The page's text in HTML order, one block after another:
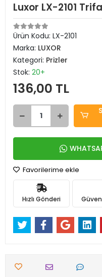
Luxor LX-2101
Ürün Kodu: LX-2101
Marka: LUXOR
Kategori: Prizler
Stok: 20+
136,00 TL
Favorilerime ekle
Hızlı Gönderi